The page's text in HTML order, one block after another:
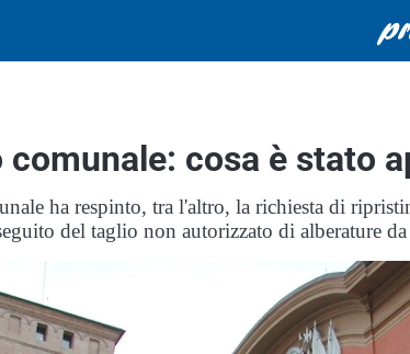
comunale: cosa è stato
ha respinto, tra l'altro, la richiesta di
del taglio non autorizzato di alberature